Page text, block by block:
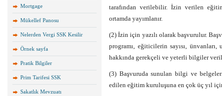
Mortgage
Mükellef Panosu
Nelerden Vergi SSK Kesilir
Örnek sayfa
Pratik Bilgiler
Prim Tarifesi SSK
Sakatlık Mevzuatı
tarafından verilebilir. İzin verilen
ortamda yayımlanır.
(2) İzin için yazılı olarak başvurulur.
programı, eğiticilerin sayısı,
hakkında gerekçeli ve yeterli bilgiler
(3) Başvuruda sunulan bilgi ve
edilen eğitim kuruluşuna en çok üç yıl